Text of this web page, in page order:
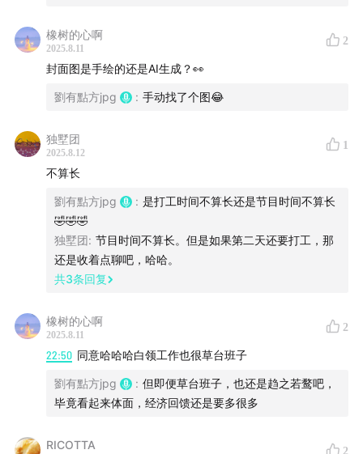
【关联回顾】
返璞归真045：番外｜害怕自己烂掉？自恋是一切的根
【收听互动】
小宇宙、网易云音乐、苹果播客、Spotify 等 音频平台 &
泛用型客户端 搜索“返璞归真”订阅收听，并留言与我们互
听友群 “璞真花园茶座”：可以添加微信liuufangyy注明“加
听友群”
小红书：YouDFang11
IG：
橡树的心啊
2025.8.11
2
封面图是手绘的还是AI生成？👀
劉有點方jpg : 手动找了个图😂
独墅团
2025.8.12
1
不算长
劉有點方jpg : 是打工时间不算长还是节目时间不算长
🤣🤣🤣
独墅团: 节目时间不算长。但是如果第二天还要打工，那
还是收着点聊吧，哈哈。
共3条回复
橡树的心啊
2025.8.11
2
22:50 同意哈哈哈白领工作也很草台班子
劉有點方jpg : 但即便草台班子，也还是趋之若鹜吧，
毕竟看起来体面，经济回馈还是要多很多
RICOTTA 2